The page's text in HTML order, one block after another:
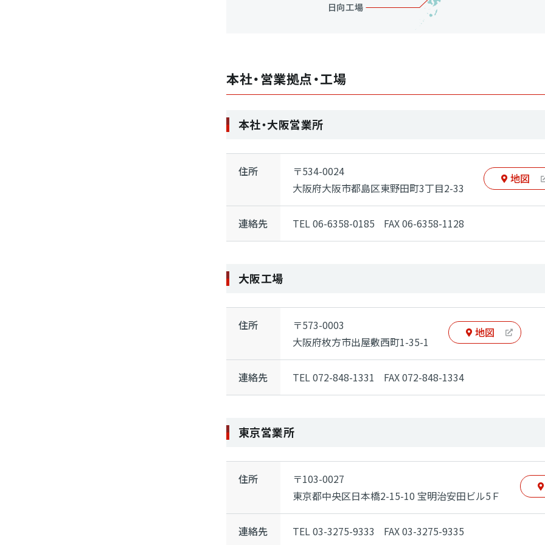
本社・営業拠点・工場
本社・大阪営業所
住所
〒534-0024
大阪府大阪市都島区東野田町3丁目2-33
地図
連絡先 TEL 06-6358-0185 FAX 06-6358-1128
大阪工場
住所
〒573-0003
大阪府枚方市出屋敷西町1-35-1
地図
連絡先 TEL 072-848-1331 FAX 072-848-1334
東京営業所
住所
〒103-0027
東京都中央区日本橋2-15-10 宝明治安田ビル5Ｆ
連絡先 TEL 03-3275-9333 FAX 03-3275-9335